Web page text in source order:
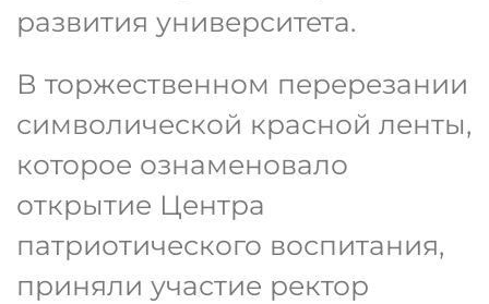
развития университета.
В торжественном перерезании
символической красной ленты,
которое ознаменовало
открытие Центра
патриотического воспитания,
приняли участие ректор